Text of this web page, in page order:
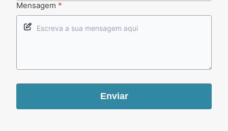
Mensagem *
Enviar